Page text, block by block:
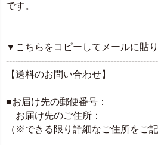
です。
▼こちらをコピーしてメールに貼
【送料のお問い合わせ】
■お届け先の郵便番号：
お届け先のご住所：
（※できる限り詳細なご住所をご記